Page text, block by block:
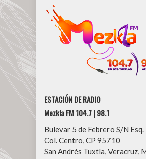
ESTACIÓN DE RADIO
Mezkla FM 104.7 | 98.1
Bulevar 5 de Febrero S/N Esq.
Col. Centro, CP 95710
San Andrés Tuxtla, Veracruz,